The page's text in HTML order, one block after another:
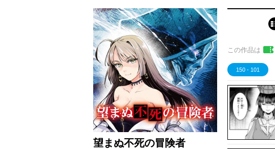
望まぬ不死の冒険者
この作品は
150 - 101